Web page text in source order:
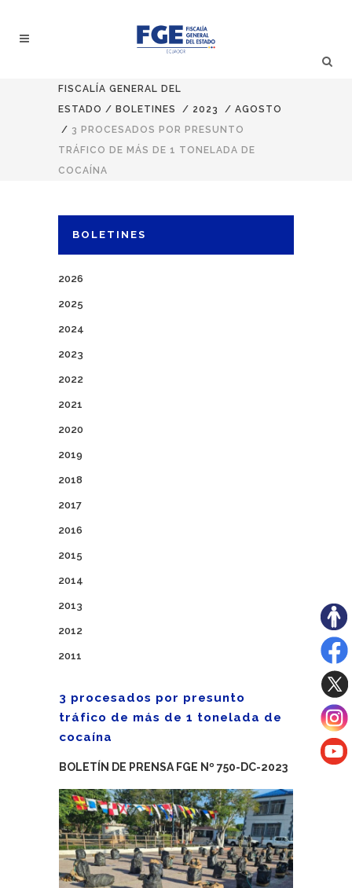
FISCALÍA GENERAL DEL
ESTADO / BOLETINES / 2023 / AGOSTO
/ 3 PROCESADOS POR PRESUNTO
TRÁFICO DE MÁS DE 1 TONELADA DE
COCAÍNA
BOLETINES
2026
2025
2024
2023
2022
2021
2020
2019
2018
2017
2016
2015
2014
2013
2012
2011
3 procesados por presunto
tráfico de más de 1 tonelada de
cocaína
BOLETÍN DE PRENSA FGE Nº 750-DC-2023